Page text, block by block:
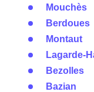
Mouchès
Berdoues
Montaut
Lagarde-
Bezolles
Bazian